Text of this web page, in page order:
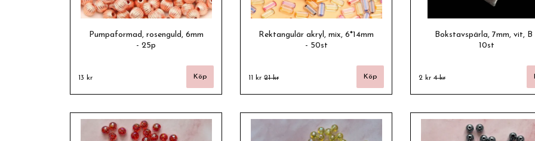
Pumpaformad, rosenguld, 6mm
- 25p
13 kr
Rektangulär akryl, mix, 6*14mm
- 50st
11 kr 21 kr
Bokstavspärla, 7mm, vit, B
10st
2 kr 4 kr